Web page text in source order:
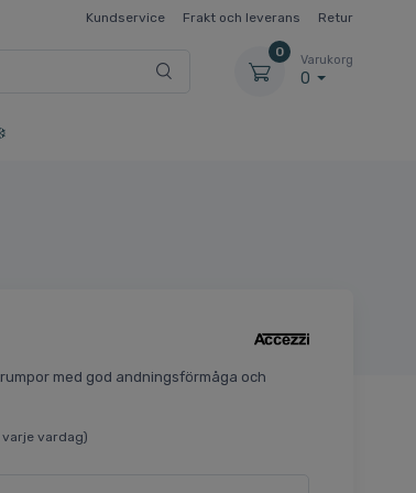
Kundservice Frakt och leverans Retur
0
Varukorg
0
med god andningsförmåga och
varje vardag)